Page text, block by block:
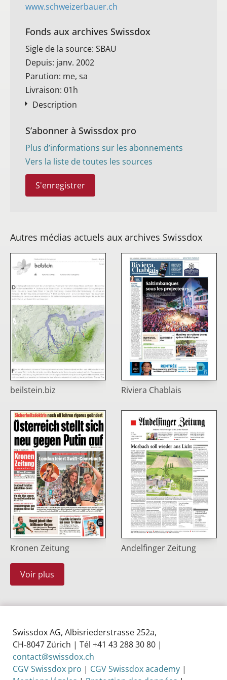
www.schweizerbauer.ch
Fonds aux archives Swissdox
Sigle de la source: SBAU
Depuis: janv. 2002
Parution: me, sa
Livraison: 01h
Description
S’abonner à Swissdox pro
Plus d’informations sur les abonnements
Vers la liste de toutes les sources
S'enregistrer
Autres médias actuels aux archives Swissdox
beilstein.biz Riviera Chablais
Kronen Zeitung Andelfinger Zeitung
Voir plus
Swissdox AG, Albisriederstrasse 252a,
CH‑8047 Zürich | Tél +41 43 288 30 80 |
contact@swissdox.ch
CGV Swissdox pro | CGV Swissdox academy |